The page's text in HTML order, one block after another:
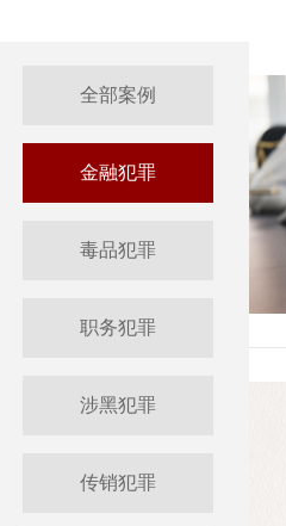
全部案例
金融犯罪
毒品犯罪
职务犯罪
涉黑犯罪
传销犯罪